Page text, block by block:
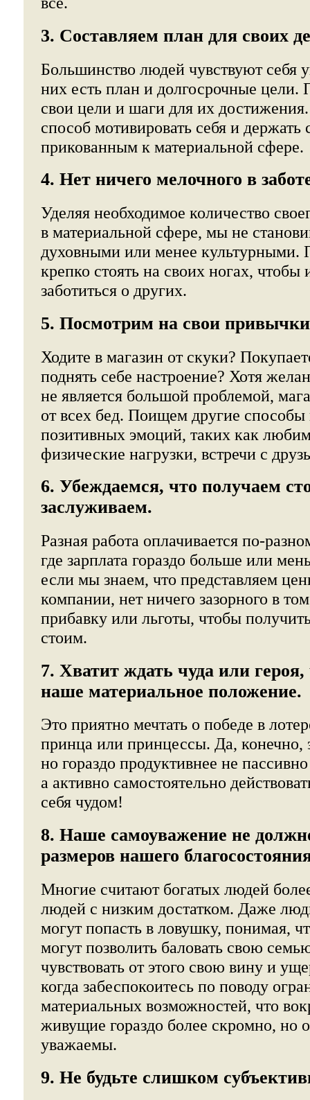
3. Составляем план для своих
Большинство людей чувствуют себя
них есть план и долгосрочные цели.
свои цели и шаги для их
способ мотивировать себя и держать
прикованным к материальной сфере.
4. Нет ничего мелочного в
Уделяя необходимое количество
в материальной сфере, мы не
духовными или менее культурными.
крепко стоять на своих ногах, чтобы
заботиться о других.
5. Посмотрим на свои
Ходите в магазин от скуки?
поднять себе настроение? Хотя
не является большой проблемой,
от всех бед. Поищем другие способы
позитивных эмоций, таких как
физические нагрузки, встречи с
6. Убеждаемся, что получаем
заслуживаем.
Разная работа оплачивается по-
где зарплата гораздо больше или
если мы знаем, что представляем
компании, нет ничего зазорного в
прибавку или льготы, чтобы
стоим.
7. Хватит ждать чуда или
наше материальное положение.
Это приятно мечтать о победе в
принца или принцессы. Да, конечно,
но гораздо продуктивнее не
а активно самостоятельно
себя чудом!
8. Наше самоуважение не
размеров нашего
Многие считают богатых людей
людей с низким достатком. Даже
могут попасть в ловушку, понимая,
могут позволить баловать свою
чувствовать от этого свою вину и
когда забеспокоитесь по поводу
материальных возможностей, что
живущие гораздо более скромно, но
уважаемы.
9. Не будьте слишком